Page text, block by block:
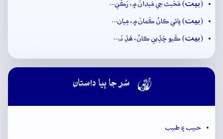
(بيت) مَحَبتَ جِي مَيدانَ ۾، رَڪَنِ…
(بيت) پائي ڪانُ ڪَمانَ ۾، مِيان…
(بيت) ڪَيو ڇَڏِينِ ڪانُ، ھَڏِ نَہ…
 سُر جا ٻيا داستان
حبيب ۽ طبيب